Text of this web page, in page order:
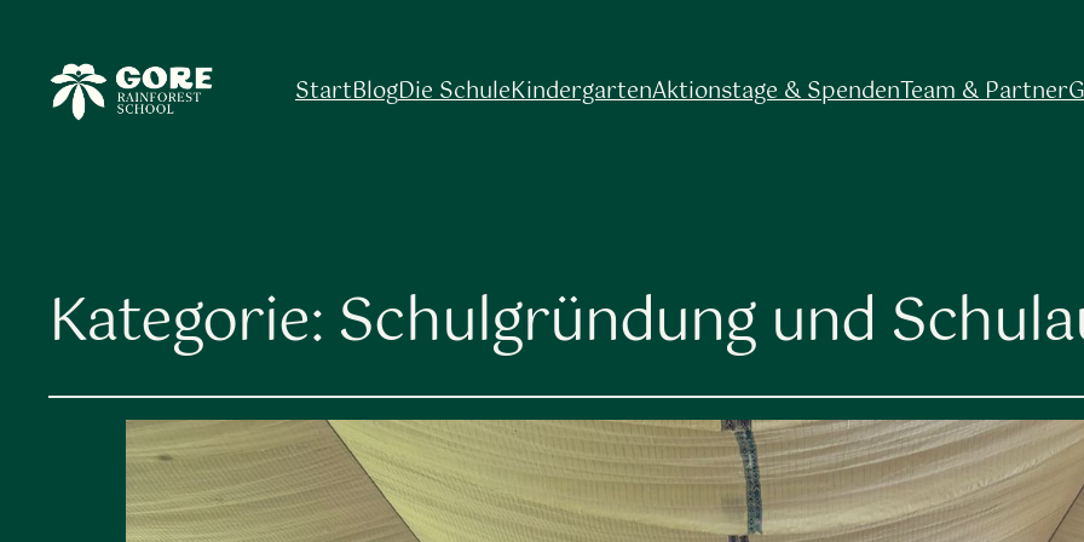
StartBlogDie SchuleKindergartenAktionstage & SpendenTeam & Partner
Kategorie: Schulgründung und